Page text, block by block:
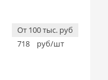
От 100 тыс. руб
718
руб/шт